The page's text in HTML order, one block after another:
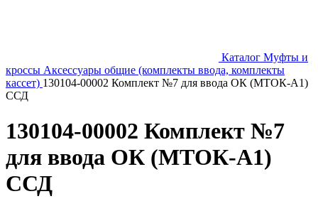
Каталог Муфты и
кроссы Аксессуары общие (комплекты ввода, комплекты
кассет) 130104-00002 Комплект №7 для ввода ОК (МТОК-А1)
ССД
130104-00002 Комплект №7
для ввода ОК (МТОК-А1)
ССД